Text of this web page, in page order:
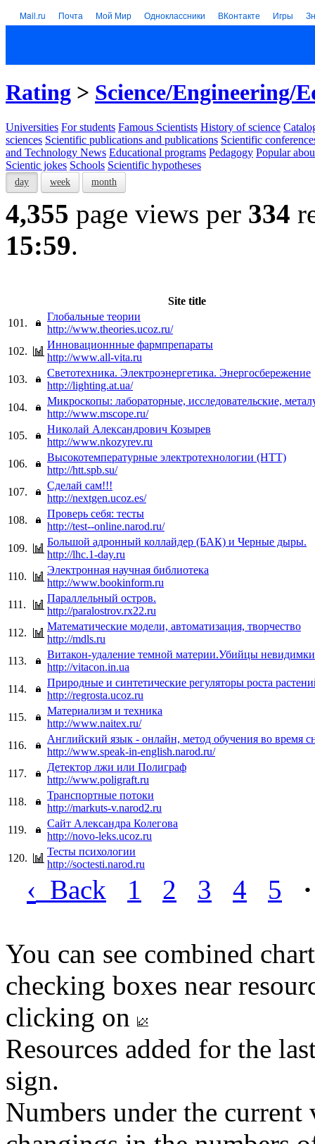
Mail.ru Почта Мой Мир Одноклассники ВКонтакте Игры
Rating > Science/Engineering/
Universities For students Famous Scientists History of science
sciences Scientific publications and publications Scientific
and Technology News Educational programs Pedagogy Popular
Scientic jokes Schools Scientific hypotheses
day week month
4,355 page views per 334
15:59.
Site title
101.
Глобальные теории
http://www.theories.ucoz.ru/
102.
Инновационнные фармпрепараты
http://www.all-vita.ru
103.
Светотехника. Электроэнергетика. Энергосбережение
http://lighting.at.ua/
104.
Микроскопы: лабораторные, исследовательские,
http://www.mscope.ru/
105.
Николай Александрович Козырев
http://www.nkozyrev.ru
106.
Высокотемпературные электротехнологии (HTT)
http://htt.spb.su/
107.
Сделай сам!!!
http://nextgen.ucoz.es/
108.
Проверь себя: тесты
http://test--online.narod.ru/
109.
Большой адронный коллайдер (БАК) и Черные дыры.
http://lhc.1-day.ru
110.
Электронная научная библиотека
http://www.bookinform.ru
111.
Параллельный остров.
http://paralostrov.rx22.ru
112.
Математические модели, автоматизация, творчество
http://mdls.ru
113.
Витакон-удаление темной материи.Убийцы невидимки
http://vitacon.in.ua
114.
Природные и синтетические регуляторы роста
http://regrosta.ucoz.ru
115.
Материализм и техника
http://www.naitex.ru/
116.
Английский язык - онлайн, метод обучения во время
http://www.speak-in-english.narod.ru/
117.
Детектор лжи или Полиграф
http://www.poligraft.ru
118.
Транспортные потоки
http://markuts-v.narod2.ru
119.
Сайт Александра Колегова
http://novo-leks.ucoz.ru
120.
Тесты психологии
http://soctesti.narod.ru
‹ Back 1 2 3 4 5
You can see combined
checking boxes near
clicking on
Resources added for the
sign.
Numbers under the